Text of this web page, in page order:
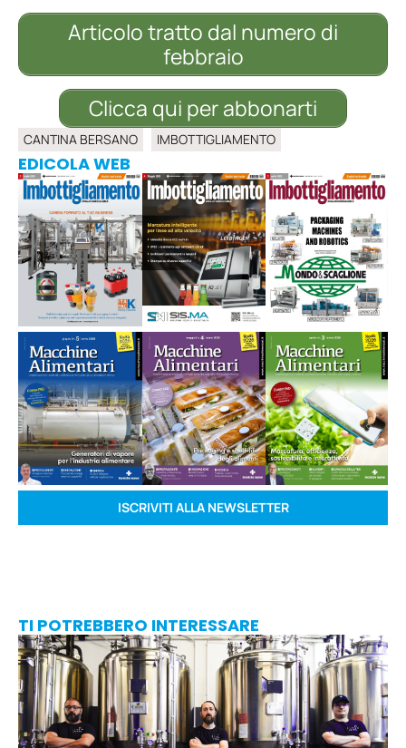
Articolo tratto dal numero di
febbraio
Clicca qui per abbonarti
CANTINA BERSANO IMBOTTIGLIAMENTO
EDICOLA WEB
ISCRIVITI ALLA NEWSLETTER
TI POTREBBERO INTERESSARE